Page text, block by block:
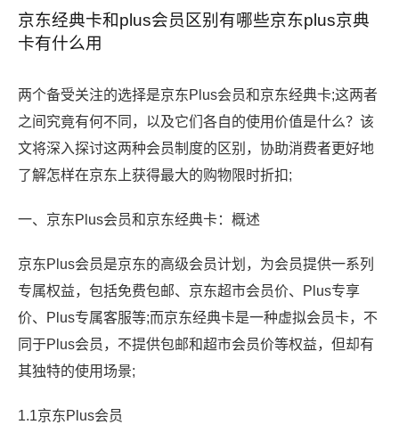
京东经典卡和plus会员区别有哪些京东plus京典
卡有什么用
两个备受关注的选择是京东Plus会员和京东经典卡;这两者
之间究竟有何不同，以及它们各自的使用价值是什么？该
文将深入探讨这两种会员制度的区别，协助消费者更好地
了解怎样在京东上获得最大的购物限时折扣;
一、京东Plus会员和京东经典卡：概述
京东Plus会员是京东的高级会员计划，为会员提供一系列
专属权益，包括免费包邮、京东超市会员价、Plus专享
价、Plus专属客服等;而京东经典卡是一种虚拟会员卡，不
同于Plus会员，不提供包邮和超市会员价等权益，但却有
其独特的使用场景;
1.1京东Plus会员